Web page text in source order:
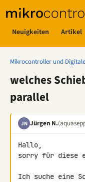
Neuigkeiten Artikel
Mikrocontroller und
welches
parallel
JN Jürgen N.
Hallo,
sorry für diese
Ich suche eine